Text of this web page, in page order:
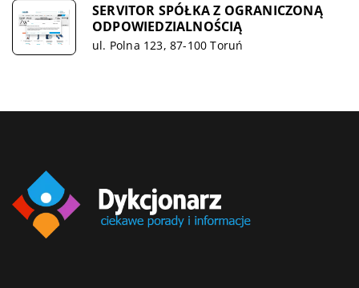
SERVITOR SPÓŁKA Z OGRANICZONĄ
ODPOWIEDZIALNOŚCIĄ
ul. Polna 123, 87-100 Toruń